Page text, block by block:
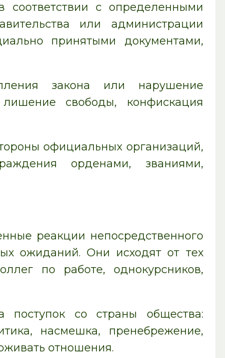
с определенными
или администрации
принятыми документами,
закона или нарушение
свободы, конфискация
официальных организаций,
орденами, званиями,
реакции непосредственного
ожиданий. Они исходят от тех
по работе, однокурсников,
со страны общества:
насмешка, пренебрежение,
отношения.